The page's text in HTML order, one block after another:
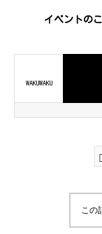
イベントの
WAKUWAKU
この